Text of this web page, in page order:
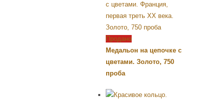
Продано
Медальон на цепочке с
цветами. Золото, 750
проба